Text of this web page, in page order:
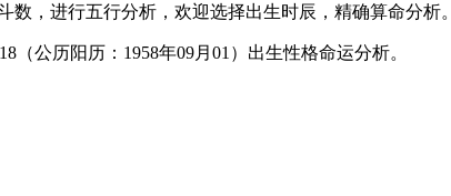
，进行五行分析，欢迎选择出生时辰，精确算命分析。
公历阳历：1958年09月01）出生性格命运分析。